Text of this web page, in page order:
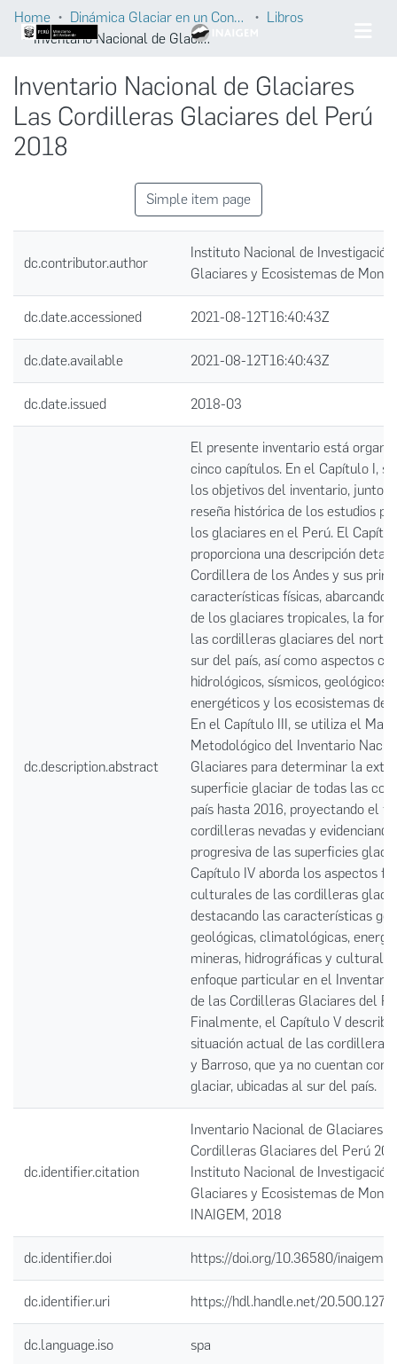
Home Dinámica Glaciar en un Contexto de Cambio Climático
Libros
Inventario Nacional de Glaciares Las Cordilleras Glaciares del Perú 2018
Inventario Nacional de Glaciares
Las Cordilleras Glaciares del Perú
2018
Simple item page
dc.contributor.author
Instituto Nacional de Investigación
Glaciares y Ecosistemas de
dc.date.accessioned 2021-08-12T16:40:43Z
dc.date.available 2021-08-12T16:40:43Z
dc.date.issued 2018-03
dc.description.abstract
El presente inventario está
cinco capítulos. En el Capítulo I,
los objetivos del inventario, junto
reseña histórica de los estudios
los glaciares en el Perú. El
proporciona una descripción
Cordillera de los Andes y sus
características físicas, abarcando
de los glaciares tropicales, la
las cordilleras glaciares del
sur del país, así como aspectos
hidrológicos, sísmicos, geológicos,
energéticos y los ecosistemas de
En el Capítulo III, se utiliza el
Metodológico del Inventario
Glaciares para determinar la
superficie glaciar de todas las
país hasta 2016, proyectando el
cordilleras nevadas y
progresiva de las superficies
Capítulo IV aborda los aspectos
culturales de las cordilleras
destacando las características
geológicas, climatológicas,
mineras, hidrográficas y
enfoque particular en el
de las Cordilleras Glaciares del
Finalmente, el Capítulo V
situación actual de las cordilleras
y Barroso, que ya no cuentan con
glaciar, ubicadas al sur del país.
dc.identifier.citation
Inventario Nacional de Glaciares
Cordilleras Glaciares del Perú
Instituto Nacional de Investigación
Glaciares y Ecosistemas de
INAIGEM, 2018
dc.identifier.doi https://doi.org/10.36580/
dc.identifier.uri https://hdl.handle.net/
dc.language.iso spa